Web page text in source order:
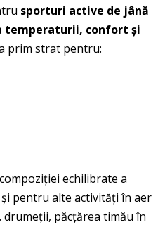
sporturi active de jână
temperaturii, confort și
prim strat pentru:
echilibrate a
pentru alte activități în aer
drumeții, păcțărea timău în